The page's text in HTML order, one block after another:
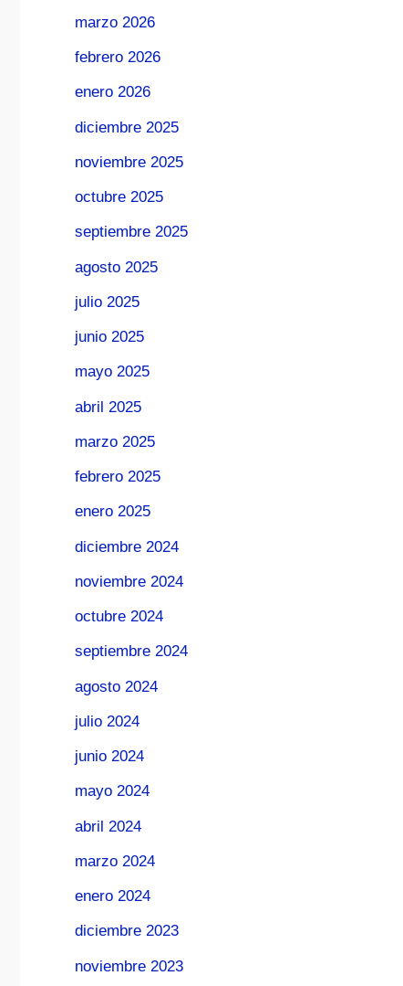
marzo 2026
febrero 2026
enero 2026
diciembre 2025
noviembre 2025
octubre 2025
septiembre 2025
agosto 2025
julio 2025
junio 2025
mayo 2025
abril 2025
marzo 2025
febrero 2025
enero 2025
diciembre 2024
noviembre 2024
octubre 2024
septiembre 2024
agosto 2024
julio 2024
junio 2024
mayo 2024
abril 2024
marzo 2024
enero 2024
diciembre 2023
noviembre 2023